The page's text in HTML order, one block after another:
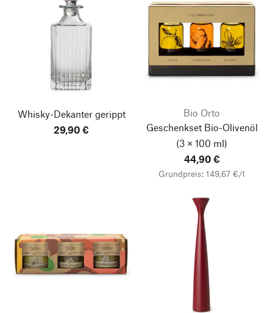
Whisky-Dekanter gerippt
29,90 €
Bio Orto
Geschenkset Bio-Olivenöl
(3 × 100 ml)
44,90 €
Grundpreis: 149,67 €/l